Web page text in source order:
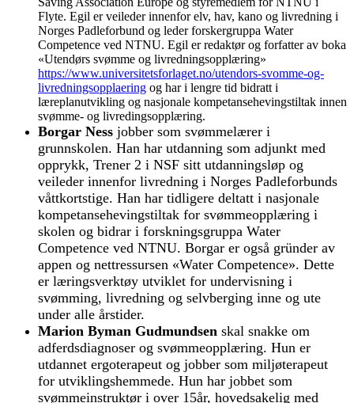
Flyte. Egil er veileder innenfor elv, hav, kano og livredning i
Norges Padleforbund og leder forskergruppa Water
Competence ved NTNU. Egil er redaktør og forfatter av boka
«Utendørs svømme og livredningsopplæring»
https://www.universitetsforlaget.no/utendors-svomme-og-
livredningsopplaering og har i lengre tid bidratt i
læreplanutvikling og nasjonale kompetansehevingstiltak innen
svømme- og livredingsopplæring.
Borgar Ness jobber som svømmelærer i
grunnskolen. Han har utdanning som adjunkt med
opprykk, Trener 2 i NSF sitt utdanningsløp og
veileder innenfor livredning i Norges Padleforbunds
våttkortstige. Han har tidligere deltatt i nasjonale
kompetansehevingstiltak for svømmeopplæring i
skolen og bidrar i forskningsgruppa Water
Competence ved NTNU. Borgar er også gründer av
appen og nettressursen «Water Competence». Dette
er læringsverktøy utviklet for undervisning i
svømming, livredning og selvberging inne og ute
under alle årstider.
Marion Byman Gudmundsen skal snakke om
adferdsdiagnoser og svømmeopplæring. Hun er
utdannet ergoterapeut og jobber som miljøterapeut
for utviklingshemmede. Hun har jobbet som
svømmeinstruktør i over 15år, hovedsakelig med